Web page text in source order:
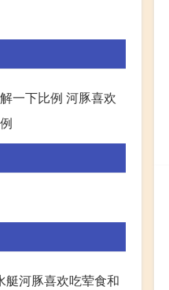
一下比例 河豚喜欢
艇河豚喜欢吃荤食和